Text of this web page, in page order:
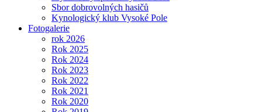
Sbor dobrovolných hasičů
Kynologický klub Vysoké Pole
Fotogalerie
rok 2026
Rok 2025
Rok 2024
Rok 2023
Rok 2022
Rok 2021
Rok 2020